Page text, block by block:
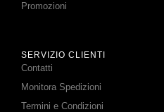
Promozioni
SERVIZIO CLIENTI
Contatti
Monitora Spedizioni
Termini e Condizioni